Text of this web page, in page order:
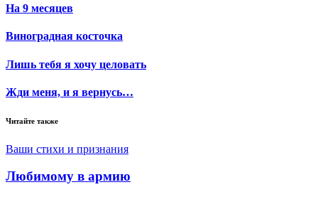
На 9 месяцев
Виноградная косточка
Лишь тебя я хочу целовать
Жди меня, и я вернусь…
Читайте также
Ваши стихи и признания
Любимому в армию